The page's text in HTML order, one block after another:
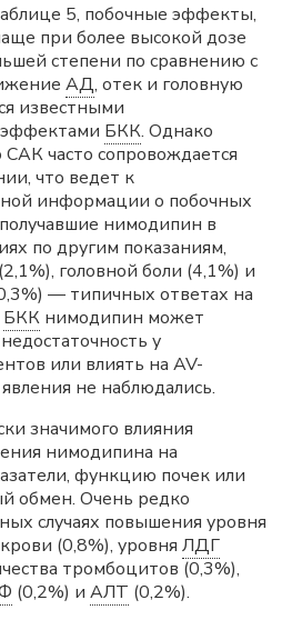
5, побочные эффекты,
при более высокой дозе
степени по сравнению с
АД, отек и головную
известными
БКК. Однако
САК часто сопровождается
что ведет к
информации о побочных
нимодипин в
по другим показаниям,
головной боли (4,1%) и
— типичных ответах на
БКК нимодипин может
у
или влиять на AV-
не наблюдались.
значимого влияния
нимодипина на
функцию почек или
обмен. Очень редко
случаях повышения уровня
(0,8%), уровня ЛДГ
тромбоцитов (0,3%),
(0,2%) и АЛТ (0,2%).